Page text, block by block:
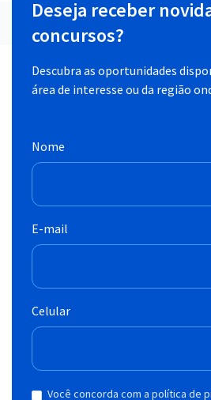
Deseja receber
concursos?
Descubra as oportunidades
área de interesse ou da região
Nome
E-mail
Celular
Você concorda com a política de